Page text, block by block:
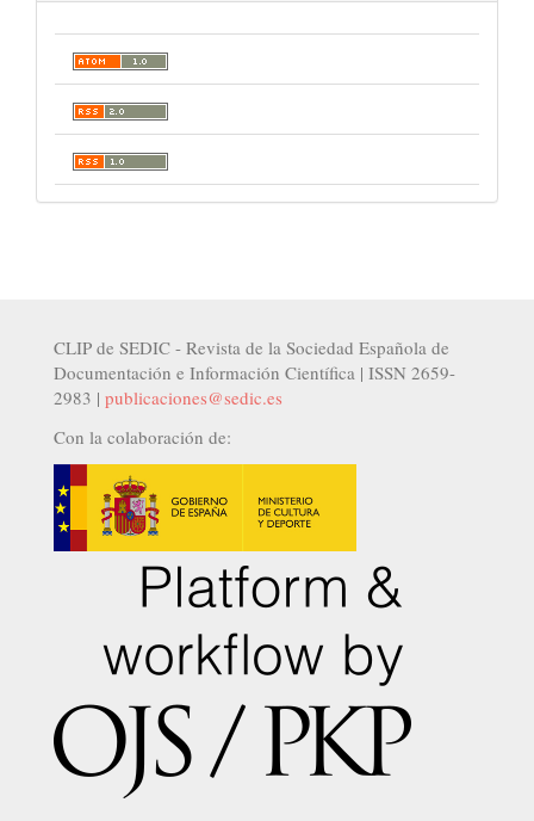
CLIP de SEDIC - Revista de la Sociedad Española de
Documentación e Información Científica | ISSN 2659-
2983 | publicaciones@sedic.es
Con la colaboración de: